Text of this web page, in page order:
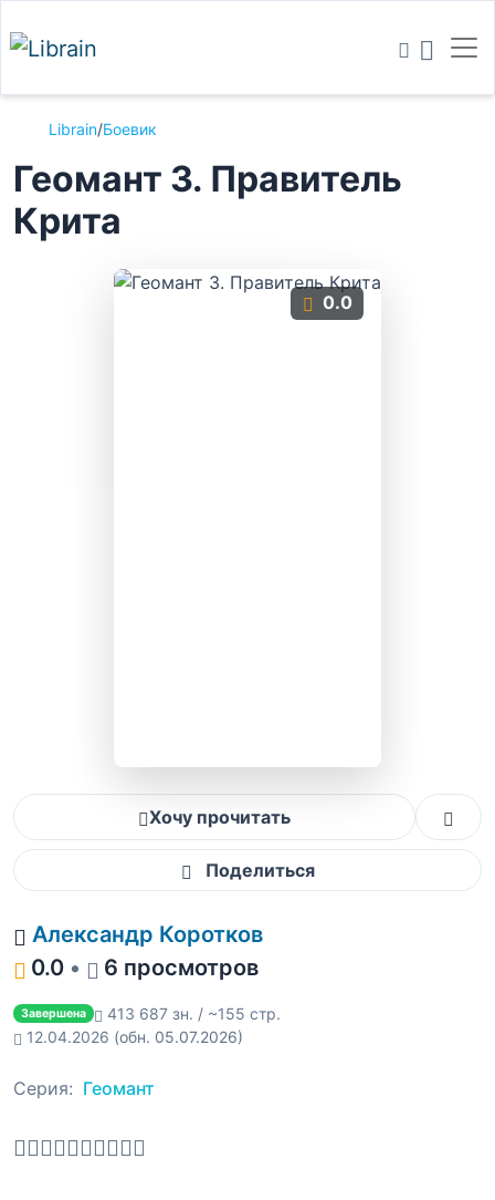
Librain/Боевик
Геомант 3. Правитель
Крита
0.0
Хочу прочитать
Поделиться
Александр Коротков
0.0 • 6 просмотров
Завершена
413 687 зн. / ~155 стр.
12.04.2026 (обн. 05.07.2026)
Серия: Геомант